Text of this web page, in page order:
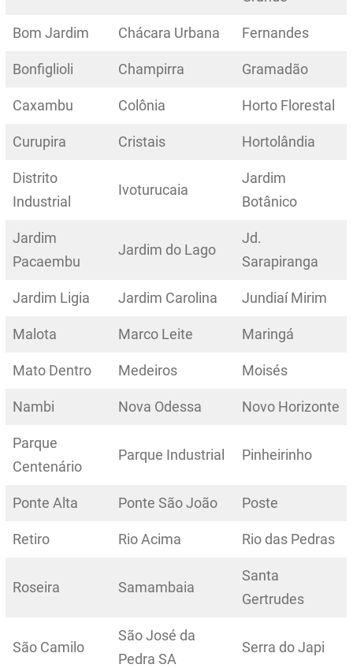
Bom Jardim Chácara Urbana Fernandes
Bonfiglioli Champirra Gramadão
Caxambu Colônia Horto Florestal
Curupira Cristais Hortolândia
Distrito
Industrial
Ivoturucaia
Jardim
Botânico
Jardim
Pacaembu
Jardim do Lago
Jd.
Sarapiranga
Jardim Ligia Jardim Carolina Jundiaí Mirim
Malota Marco Leite Maringá
Mato Dentro Medeiros Moisés
Nambi Nova Odessa Novo Horizonte
Parque
Centenário
Parque Industrial Pinheirinho
Ponte Alta Ponte São João Poste
Retiro Rio Acima Rio das Pedras
Roseira Samambaia
Santa
Gertrudes
São Camilo
São José da
Pedra SA
Serra do Japi